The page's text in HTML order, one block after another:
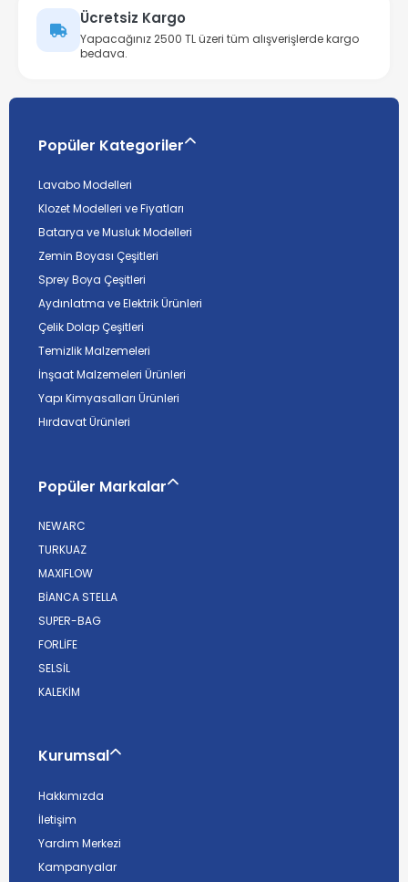
Ücretsiz Kargo
Yapacağınız 2500 TL üzeri tüm alışverişlerde kargo
bedava.
Popüler Kategoriler
Lavabo Modelleri
Klozet Modelleri ve Fiyatları
Batarya ve Musluk Modelleri
Zemin Boyası Çeşitleri
Sprey Boya Çeşitleri
Aydınlatma ve Elektrik Ürünleri
Çelik Dolap Çeşitleri
Temizlik Malzemeleri
İnşaat Malzemeleri Ürünleri
Yapı Kimyasalları Ürünleri
Hırdavat Ürünleri
Popüler Markalar
NEWARC
TURKUAZ
MAXIFLOW
BİANCA STELLA
SUPER-BAG
FORLİFE
SELSİL
KALEKİM
Kurumsal
Hakkımızda
İletişim
Yardım Merkezi
Kampanyalar